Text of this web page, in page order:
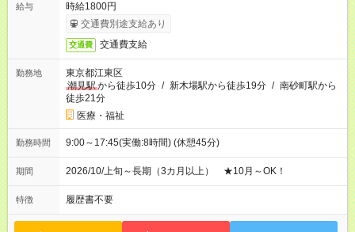
給与
時給1800円
交通費別途支給あり
交通費 交通費支給
勤務地
東京都江東区
潮見駅から徒歩10分 / 新木場駅から徒歩19分 / 南砂町駅から
徒歩21分
医療・福祉
勤務時間 9:00～17:45(実働:8時間) (休憩45分)
期間 2026/10/上旬～長期（3カ月以上） ★10月～OK！
特徴 履歴書不要